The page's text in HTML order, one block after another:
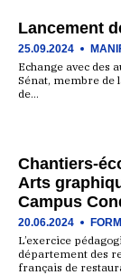
Lancement
25.09.2024
Echange avec des
Sénat, membre de
de…
Chantiers-
Arts
Campus
20.06.2024
L’exercice
département des
français de